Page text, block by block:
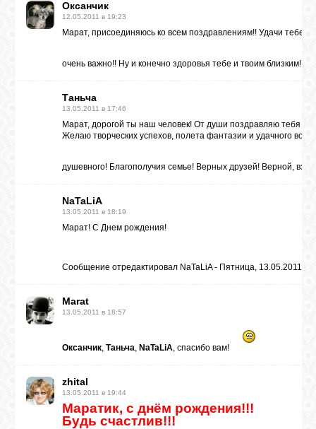
Оксанчик
12.05.2011 в 19:23
Марат, присоединяюсь ко всем поздравлениям!! Удачи тебе
очень важно!! Ну и конечно здоровья тебе и твоим близким!!!
Таньча
13.05.2011 в 17:46
Марат, дорогой ты наш человек! От души поздравляю тебя
Желаю творческих успехов, полета фантазии и удачного
душевного! Благополучия семье! Верных друзей! Верной,
NaTaLiA
13.05.2011 в 18:19
Марат! С Днем рождения!
Сообщение отредактировал NaTaLiA- Пятница, 13.05.2011,
Marat
13.05.2011 в 18:57
Оксанчик, Таньча, NaTaLiA, спасибо вам!
zhital
13.05.2011 в 19:44
Маратик, с днём рождения!!!
Будь счастлив!!!